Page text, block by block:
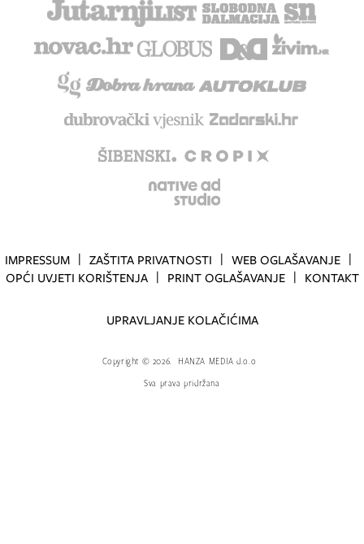
IMPRESSUM ZAŠTITA PRIVATNOSTI
WEB OGLAŠAVANJE
OPĆI UVJETI KORIŠTENJA
PRINT OGLAŠAVANJE KONTAKT
UPRAVLJANJE KOLAČIĆIMA
Copyright © 2026.
HANZA MEDIA d.o.o
Sva prava pridržana